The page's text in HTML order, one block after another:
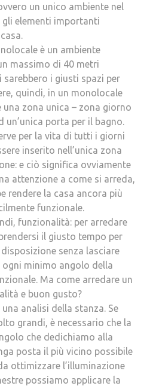
un unico ambiente nel
elementi importanti
è un ambiente
massimo di 40 metri
i giusti spazi per
quindi, in un monolocale
zona unica – zona giorno
un’unica porta per il bagno.
per la vita di tutti i giorni
inserito nell’unica zona
e ciò significa ovviamente
attenzione a come si arreda,
rendere la casa ancora più
funzionale.
funzionalità: per arredare
il giusto tempo per
senza lasciare
minimo angolo della
Ma come arredare un
e buon gusto?
analisi della stanza. Se
grandi, è necessario che la
che dedichiamo alla
posta il più vicino possibile
ottimizzare l’illuminazione
possiamo applicare la